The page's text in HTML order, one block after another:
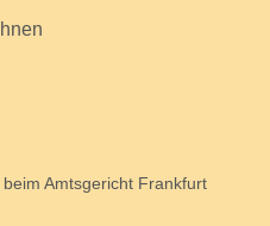
Amtsgericht Frankfurt